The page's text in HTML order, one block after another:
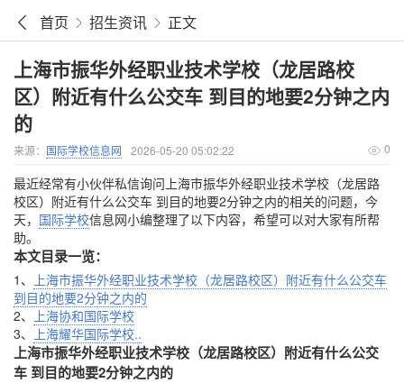
首页 招生资讯 正文
上海市振华外经职业技术学校（龙居路校
区）附近有什么公交车 到目的地要2分钟之内
的
来源： 国际学校信息网 2026-05-20 05:02:22 0
最近经常有小伙伴私信询问上海市振华外经职业技术学校（龙居路
校区）附近有什么公交车 到目的地要2分钟之内的相关的问题，今
天， 国际学校信息网小编整理了以下内容，希望可以对大家有所帮
助。
本文目录一览：
1、
上海市振华外经职业技术学校（龙居路校区）附近有什么公交车
到目的地要2分钟之内的
2、
上海协和国际学校
3、
上海耀华国际学校..
上海市振华外经职业技术学校（龙居路校区）附近有什么公交
车 到目的地要2分钟之内的